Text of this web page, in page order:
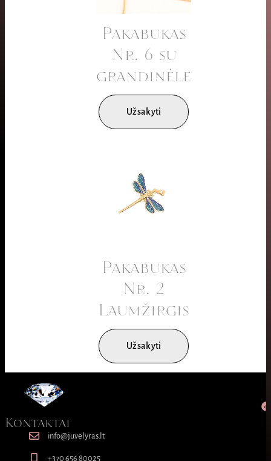
Pakabukas
Nr. 6 su
grandinėle
Užsakyti
Pakabukas
Nr. 2
Laumžirgis
Užsakyti
Kontaktai
info@juvelyras.lt
+370 656 80025